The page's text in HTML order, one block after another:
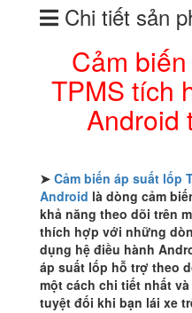
hợp
màn
Android
Quận
Chi tiết sản
Cảm
TPMS tích
Android
➤ Cảm biến áp suất lốp
Android là dòng cảm
khả năng theo dõi trên
thích hợp với những
dụng hệ điều hành
áp suất lốp hỗ trợ theo
một cách chi tiết nhất
tuyệt đối khi bạn lái xe